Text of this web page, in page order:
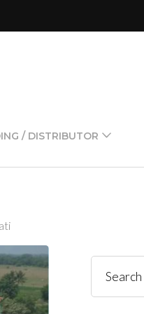
/ DISTRIBUTOR
Search
for: